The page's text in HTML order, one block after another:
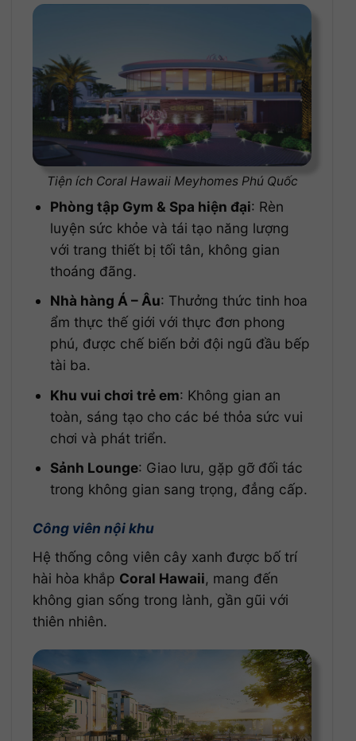
Tiện ích Coral Hawaii Meyhomes Phú Quốc
Phòng tập Gym & Spa hiện đại: Rèn
luyện sức khỏe và tái tạo năng lượng
với trang thiết bị tối tân, không gian
thoáng đãng.
Nhà hàng Á – Âu: Thưởng thức tinh hoa
ẩm thực thế giới với thực đơn phong
phú, được chế biến bởi đội ngũ đầu bếp
tài ba.
Khu vui chơi trẻ em: Không gian an
toàn, sáng tạo cho các bé thỏa sức vui
chơi và phát triển.
Sảnh Lounge: Giao lưu, gặp gỡ đối tác
trong không gian sang trọng, đẳng cấp.
Công viên nội khu
Hệ thống công viên cây xanh được bố trí
hài hòa khắp Coral Hawaii, mang đến
không gian sống trong lành, gần gũi với
thiên nhiên.